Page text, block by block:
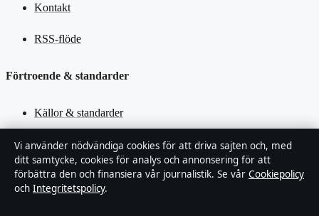
Kontakt
RSS-flöde
Förtroende & standarder
Källor & standarder
Redaktionell policy
Rättelsepolicy
Vi använder nödvändiga cookies för att driva sajten och, med
ditt samtycke, cookies för analys och annonsering för att
förbättra den och finansiera vår journalistik. Se vår Cookiepolicy
och Integritetspolicy.